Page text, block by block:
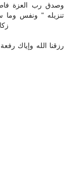
وصدق رب العزة
تنزيله " ونفس وما
رزقنا الله وإياك